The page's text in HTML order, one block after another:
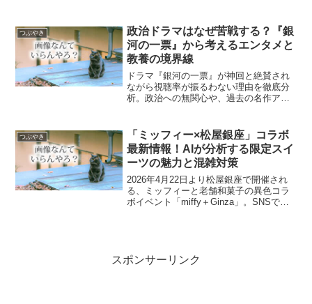
つぶやき
政治ドラマはなぜ苦戦する？『銀
河の一票』から考えるエンタメと
教養の境界線
ドラマ『銀河の一票』が神回と絶賛され
ながら視聴率が振るわない理由を徹底分
析。政治への無関心や、過去の名作アニ
エンタメの質の関係をわかりやすく解説
します。
つぶやき
「ミッフィー×松屋銀座」コラボ
最新情報！AIが分析する限定スイ
ーツの魅力と混雑対策
2026年4月22日より松屋銀座で開催され
る、ミッフィーと老舗和菓子の異色コラ
ボイベント「miffy＋Ginza」。SNSでも
スポンサーリンク